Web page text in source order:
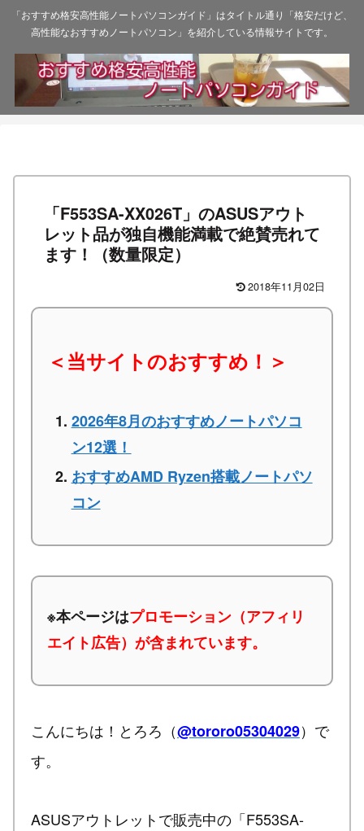
「おすすめ格安高性能ノートパソコンガイド」はタイトル通り「格安だけど、
高性能なおすすめノートパソコン」を紹介している情報サイトです。
「F553SA-XX026T」のASUSアウト
レット品が独自機能満載で絶賛売れて
ます！（数量限定）
2018年11月02日
＜当サイトのおすすめ！＞
2026年8月のおすすめノートパソコ
ン12選！
おすすめAMD Ryzen搭載ノートパソ
コン
※本ページはプロモーション（アフィリ
エイト広告）が含まれています。
こんにちは！とろろ（@tororo05304029）で
す。
ASUSアウトレットで販売中の「F553SA-